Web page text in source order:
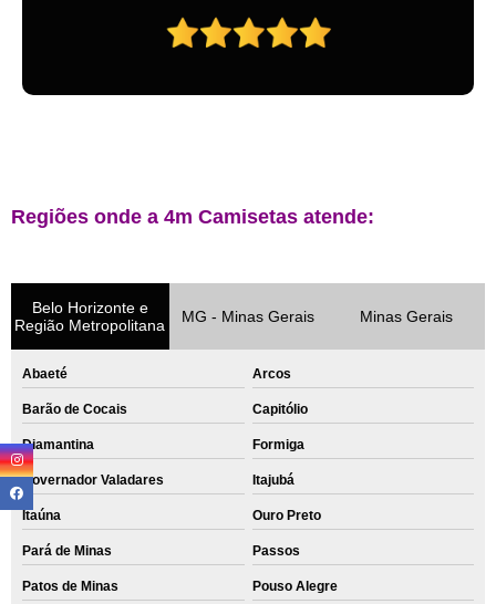
Regiões onde a 4m Camisetas atende:
Belo Horizonte e
Região Metropolitana
MG - Minas Gerais Minas Gerais
Abaeté Arcos
Barão de Cocais Capitólio
Diamantina Formiga
Governador Valadares Itajubá
Itaúna Ouro Preto
Pará de Minas Passos
Patos de Minas
Pouso Alegre